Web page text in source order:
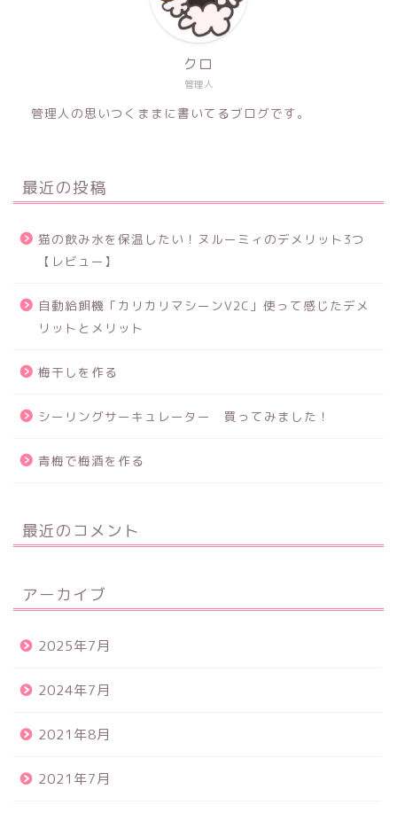
管理人
クロ
管理人の思いつくままに書いてるブログです。
最近の投稿
猫の飲み水を保温したい！ヌルーミィのデメリット3つ
【レビュー】
自動給餌機「カリカリマシーンV2C」使って感じたデメ
リットとメリット
梅干しを作る
シーリングサーキュレーター 買ってみました！
青梅で梅酒を作る
最近のコメント
アーカイブ
2025年7月
2024年7月
2021年8月
2021年7月